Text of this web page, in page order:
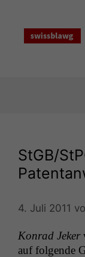
springen
StGB/
4. Juli 2011
Kon­rad Jek­er
auf fol­gende